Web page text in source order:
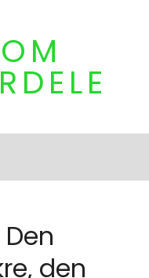
den